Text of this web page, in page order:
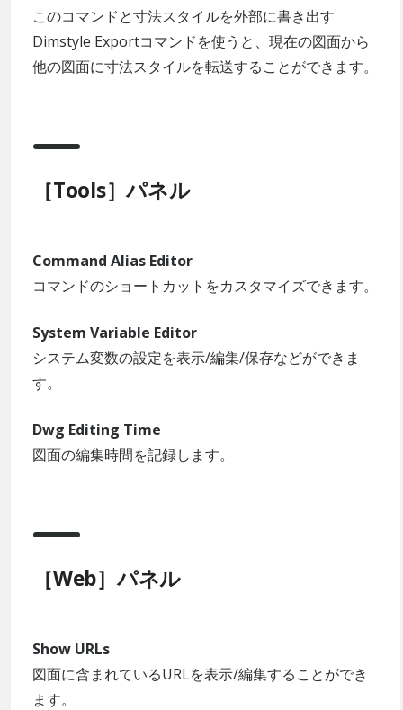
このコマンドと寸法スタイルを外部に書き出す
Dimstyle Exportコマンドを使うと、現在の図面から
他の図面に寸法スタイルを転送することができます。
［Tools］パネル
Command Alias Editor
コマンドのショートカットをカスタマイズできます。
System Variable Editor
システム変数の設定を表示/編集/保存などができま
す。
Dwg Editing Time
図面の編集時間を記録します。
［Web］パネル
Show URLs
図面に含まれているURLを表示/編集することができ
ます。